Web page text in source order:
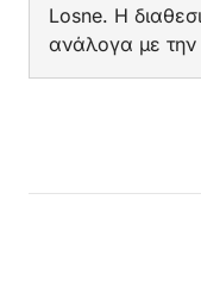
Losne. Η
ανάλογα με την